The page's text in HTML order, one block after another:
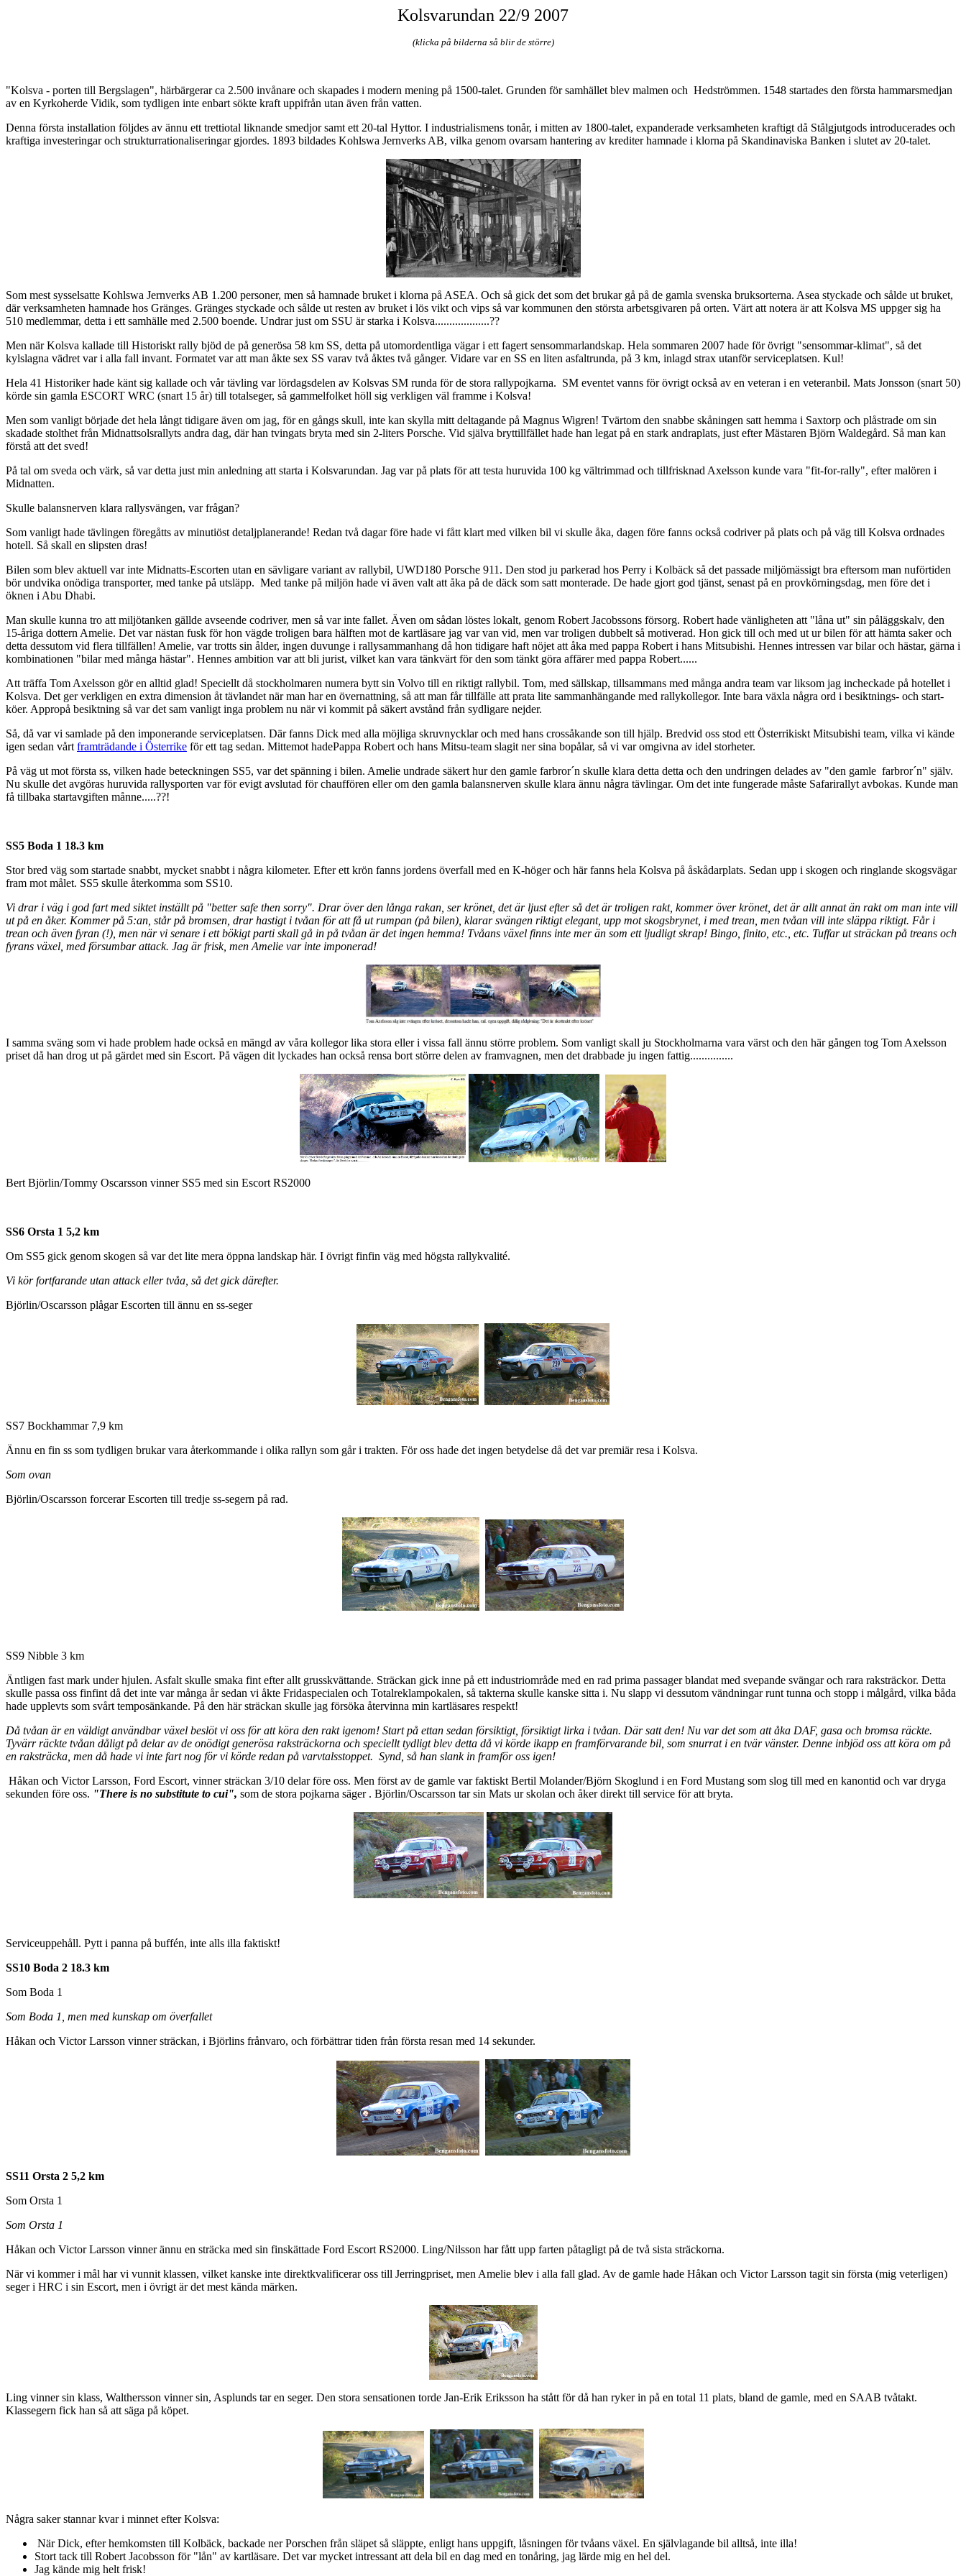
Kolsvarundan 22/9 2007
(klicka på bilderna så blir de större)
"Kolsva - porten till Bergslagen", härbärgerar ca 2.500 invånare och skapades i modern mening på 1500-talet. Grunden för samhället blev malmen och Hedströmmen. 1548 startades den första hammarsmedjan
av en Kyrkoherde Vidik, som tydligen inte enbart sökte kraft uppifrån utan även från vatten.
Denna första installation följdes av ännu ett trettiotal liknande smedjor samt ett 20-tal Hyttor. I industrialismens tonår, i mitten av 1800-talet, expanderade verksamheten kraftigt då Stålgjutgods introducerades och
kraftiga investeringar och strukturrationaliseringar gjordes. 1893 bildades Kohlswa Jernverks AB, vilka genom ovarsam hantering av krediter hamnade i klorna på Skandinaviska Banken i slutet av 20-talet.
Som mest sysselsatte Kohlswa Jernverks AB 1.200 personer, men så hamnade bruket i klorna på ASEA. Och så gick det som det brukar gå på de gamla svenska bruksorterna. Asea styckade och sålde ut bruket,
där verksamheten hamnade hos Gränges. Gränges styckade och sålde ut resten av bruket i lös vikt och vips så var kommunen den största arbetsgivaren på orten. Värt att notera är att Kolsva MS uppger sig ha
510 medlemmar, detta i ett samhälle med 2.500 boende. Undrar just om SSU är starka i Kolsva...................??
Men när Kolsva kallade till Historiskt rally bjöd de på generösa 58 km SS, detta på utomordentliga vägar i ett fagert sensommarlandskap. Hela sommaren 2007 hade för övrigt "sensommar-klimat", så det
kylslagna vädret var i alla fall invant. Formatet var att man åkte sex SS varav två åktes två gånger. Vidare var en SS en liten asfaltrunda, på 3 km, inlagd strax utanför serviceplatsen. Kul!
Hela 41 Historiker hade känt sig kallade och vår tävling var lördagsdelen av Kolsvas SM runda för de stora rallypojkarna. SM eventet vanns för övrigt också av en veteran i en veteranbil. Mats Jonsson (snart 50)
körde sin gamla ESCORT WRC (snart 15 år) till totalseger, så gammelfolket höll sig verkligen väl framme i Kolsva!
Men som vanligt började det hela långt tidigare även om jag, för en gångs skull, inte kan skylla mitt deltagande på Magnus Wigren! Tvärtom den snabbe skåningen satt hemma i Saxtorp och plåstrade om sin
skadade stolthet från Midnattsolsrallyts andra dag, där han tvingats bryta med sin 2-liters Porsche. Vid själva bryttillfället hade han legat på en stark andraplats, just efter Mästaren Björn Waldegård. Så man kan
förstå att det sved!
På tal om sveda och värk, så var detta just min anledning att starta i Kolsvarundan. Jag var på plats för att testa huruvida 100 kg vältrimmad och tillfrisknad Axelsson kunde vara "fit-for-rally", efter malören i
Midnatten.
Skulle balansnerven klara rallysvängen, var frågan?
Som vanligt hade tävlingen föregåtts av minutiöst detaljplanerande! Redan två dagar före hade vi fått klart med vilken bil vi skulle åka, dagen före fanns också codriver på plats och på väg till Kolsva ordnades
hotell. Så skall en slipsten dras!
Bilen som blev aktuell var inte Midnatts-Escorten utan en sävligare variant av rallybil, UWD180 Porsche 911. Den stod ju parkerad hos Perry i Kolbäck så det passade miljömässigt bra eftersom man nuförtiden
bör undvika onödiga transporter, med tanke på utsläpp. Med tanke på miljön hade vi även valt att åka på de däck som satt monterade. De hade gjort god tjänst, senast på en provkörningsdag, men före det i
öknen i Abu Dhabi.
Man skulle kunna tro att miljötanken gällde avseende codriver, men så var inte fallet. Även om sådan löstes lokalt, genom Robert Jacobssons försorg. Robert hade vänligheten att "låna ut" sin påläggskalv, den
15-åriga dottern Amelie. Det var nästan fusk för hon vägde troligen bara hälften mot de kartläsare jag var van vid, men var troligen dubbelt så motiverad. Hon gick till och med ut ur bilen för att hämta saker och
detta dessutom vid flera tillfällen! Amelie, var trotts sin ålder, ingen duvunge i rallysammanhang då hon tidigare haft nöjet att åka med pappa Robert i hans Mitsubishi. Hennes intressen var bilar och hästar, gärna i
kombinationen "bilar med många hästar". Hennes ambition var att bli jurist, vilket kan vara tänkvärt för den som tänkt göra affärer med pappa Robert......
Att träffa Tom Axelsson gör en alltid glad! Speciellt då stockholmaren numera bytt sin Volvo till en riktigt rallybil. Tom, med sällskap, tillsammans med många andra team var liksom jag incheckade på hotellet i
Kolsva. Det ger verkligen en extra dimension åt tävlandet när man har en övernattning, så att man får tillfälle att prata lite sammanhängande med rallykollegor. Inte bara växla några ord i besiktnings- och start-
köer. Appropå besiktning så var det sam vanligt inga problem nu när vi kommit på säkert avstånd från sydligare nejder.
Så, då var vi samlade på den imponerande serviceplatsen. Där fanns Dick med alla möjliga skruvnycklar och med hans crossåkande son till hjälp. Bredvid oss stod ett Österrikiskt Mitsubishi team, vilka vi kände
igen sedan vårt framträdande i Österrike för ett tag sedan. Mittemot hadePappa Robert och hans Mitsu-team slagit ner sina bopålar, så vi var omgivna av idel storheter.
På väg ut mot första ss, vilken hade beteckningen SS5, var det spänning i bilen. Amelie undrade säkert hur den gamle farbror´n skulle klara detta detta och den undringen delades av "den gamle farbror´n" själv.
Nu skulle det avgöras huruvida rallysporten var för evigt avslutad för chauffören eller om den gamla balansnerven skulle klara ännu några tävlingar. Om det inte fungerade måste Safarirallyt avbokas. Kunde man
få tillbaka startavgiften månne.....??!
SS5 Boda 1 18.3 km
Stor bred väg som startade snabbt, mycket snabbt i några kilometer. Efter ett krön fanns jordens överfall med en K-höger och här fanns hela Kolsva på åskådarplats. Sedan upp i skogen och ringlande skogsvägar
fram mot målet. SS5 skulle återkomma som SS10.
Vi drar i väg i god fart med siktet inställt på "better safe then sorry". Drar över den långa rakan, ser krönet, det är ljust efter så det är troligen rakt, kommer över krönet, det är allt annat än rakt om man inte vill
ut på en åker. Kommer på 5:an, står på bromsen, drar hastigt i tvåan för att få ut rumpan (på bilen), klarar svängen riktigt elegant, upp mot skogsbrynet, i med trean, men tvåan vill inte släppa riktigt. Får i
trean och även fyran (!), men när vi senare i ett bökigt parti skall gå in på tvåan är det ingen hemma! Tvåans växel finns inte mer än som ett ljudligt skrap! Bingo, finito, etc., etc. Tuffar ut sträckan på treans och
fyrans växel, med försumbar attack. Jag är frisk, men Amelie var inte imponerad!
I samma sväng som vi hade problem hade också en mängd av våra kollegor lika stora eller i vissa fall ännu större problem. Som vanligt skall ju Stockholmarna vara värst och den här gången tog Tom Axelsson
priset då han drog ut på gärdet med sin Escort. På vägen dit lyckades han också rensa bort större delen av framvagnen, men det drabbade ju ingen fattig...............
Bert Björlin/Tommy Oscarsson vinner SS5 med sin Escort RS2000
SS6 Orsta 1 5,2 km
Om SS5 gick genom skogen så var det lite mera öppna landskap här. I övrigt finfin väg med högsta rallykvalité.
Vi kör fortfarande utan attack eller tvåa, så det gick därefter.
Björlin/Oscarsson plågar Escorten till ännu en ss-seger
SS7 Bockhammar 7,9 km
Ännu en fin ss som tydligen brukar vara återkommande i olika rallyn som går i trakten. För oss hade det ingen betydelse då det var premiär resa i Kolsva.
Som ovan
Björlin/Oscarsson forcerar Escorten till tredje ss-segern på rad.
SS9 Nibble 3 km
Äntligen fast mark under hjulen. Asfalt skulle smaka fint efter allt grusskvättande. Sträckan gick inne på ett industriområde med en rad prima passager blandat med svepande svängar och rara raksträckor. Detta
skulle passa oss finfint då det inte var många år sedan vi åkte Fridaspecialen och Totalreklampokalen, så takterna skulle kanske sitta i. Nu slapp vi dessutom vändningar runt tunna och stopp i målgård, vilka båda
hade upplevts som svårt temposänkande. På den här sträckan skulle jag försöka återvinna min kartläsares respekt!
Då tvåan är en väldigt användbar växel beslöt vi oss för att köra den rakt igenom! Start på ettan sedan försiktigt, försiktigt lirka i tvåan. Där satt den! Nu var det som att åka DAF, gasa och bromsa räckte.
Tyvärr räckte tvåan dåligt på delar av de onödigt generösa raksträckorna och speciellt tydligt blev detta då vi körde ikapp en framförvarande bil, som snurrat i en tvär vänster. Denne inbjöd oss att köra om på
en raksträcka, men då hade vi inte fart nog för vi körde redan på varvtalsstoppet. Synd, så han slank in framför oss igen!
Håkan och Victor Larsson, Ford Escort, vinner sträckan 3/10 delar före oss. Men först av de gamle var faktiskt Bertil Molander/Björn Skoglund i en Ford Mustang som slog till med en kanontid och var dryga
sekunden före oss. "There is no substitute to cui", som de stora pojkarna säger . Björlin/Oscarsson tar sin Mats ur skolan och åker direkt till service för att bryta.
Serviceuppehåll. Pytt i panna på buffén, inte alls illa faktiskt!
SS10 Boda 2 18.3 km
Som Boda 1
Som Boda 1, men med kunskap om överfallet
Håkan och Victor Larsson vinner sträckan, i Björlins frånvaro, och förbättrar tiden från första resan med 14 sekunder.
SS11 Orsta 2 5,2 km
Som Orsta 1
Som Orsta 1
Håkan och Victor Larsson vinner ännu en sträcka med sin finskättade Ford Escort RS2000. Ling/Nilsson har fått upp farten påtagligt på de två sista sträckorna.
När vi kommer i mål har vi vunnit klassen, vilket kanske inte direktkvalificerar oss till Jerringpriset, men Amelie blev i alla fall glad. Av de gamle hade Håkan och Victor Larsson tagit sin första (mig veterligen)
seger i HRC i sin Escort, men i övrigt är det mest kända märken.
Ling vinner sin klass, Walthersson vinner sin, Asplunds tar en seger. Den stora sensationen torde Jan-Erik Eriksson ha stått för då han ryker in på en total 11 plats, bland de gamle, med en SAAB tvåtakt.
Klassegern fick han så att säga på köpet.
Några saker stannar kvar i minnet efter Kolsva:
När Dick, efter hemkomsten till Kolbäck, backade ner Porschen från släpet så släppte, enligt hans uppgift, låsningen för tvåans växel. En självlagande bil alltså, inte illa!
Stort tack till Robert Jacobsson för "lån" av kartläsare. Det var mycket intressant att dela bil en dag med en tonåring, jag lärde mig en hel del.
Jag kände mig helt frisk!